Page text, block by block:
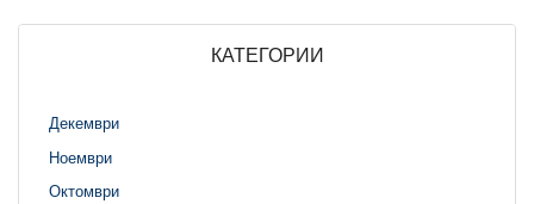
КАТЕГОРИИ
Декември
Ноември
Октомври